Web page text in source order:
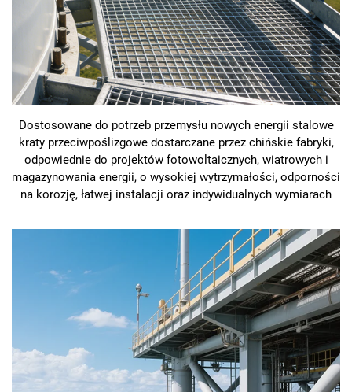
Dostosowane do potrzeb przemysłu nowych energii stalowe
kraty przeciwpoślizgowe dostarczane przez chińskie fabryki,
odpowiednie do projektów fotowoltaicznych, wiatrowych i
magazynowania energii, o wysokiej wytrzymałości, odporności
na korozję, łatwej instalacji oraz indywidualnych wymiarach